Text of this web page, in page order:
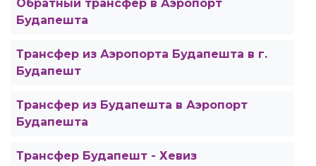
Обратный трансфер в Аэропорт
Будапешта
Трансфер из Аэропорта Будапешта в г.
Будапешт
Трансфер из Будапешта в Аэропорт
Будапешта
Трансфер Будапешт - Хевиз